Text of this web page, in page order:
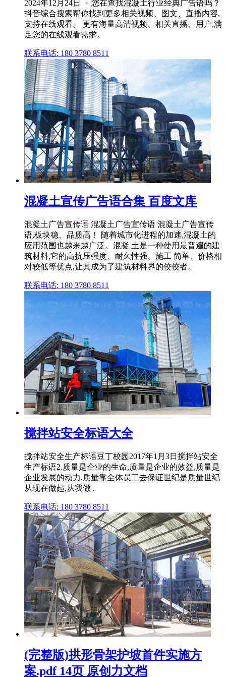
2024年12月24日 · 您在查找混凝土行业经典广告语吗？
抖音综合搜索帮你找到更多相关视频、图文、直播内容,
支持在线观看。 更有海量高清视频、相关直播、用户,满
足您的在线观看需求。
联系电话: 180 3780 8511
混凝土宣传广告语合集 百度文库
混凝土广告宣传语 混凝土广告宣传语 混凝土广告宣传
语,板块稳、品质高！ 随着城市化进程的加速,混凝土的
应用范围也越来越广泛。混凝 土是一种使用最普遍的建
筑材料,它的高抗压强度、耐久性强、施工 简单、价格相
对较低等优点,让其成为了建筑材料界的佼佼者。
联系电话: 180 3780 8511
搅拌站安全标语大全
搅拌站安全生产标语豆丁校园2017年1月3日搅拌站安全
生产标语2.质量是企业的生命,质量是企业的效益,质量是
企业发展的动力,质量靠全体员工去保证世纪是质量世纪
从现在做起,从我做 .
联系电话: 180 3780 8511
(完整版)拱形骨架护坡首件实施方
案.pdf 14页 原创力文档